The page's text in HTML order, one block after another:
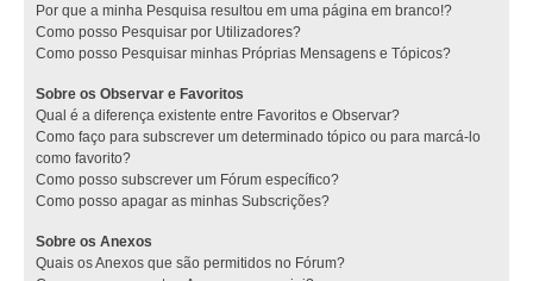
Por que a minha Pesquisa resultou em uma página em branco!?
Como posso Pesquisar por Utilizadores?
Como posso Pesquisar minhas Próprias Mensagens e Tópicos?
Sobre os Observar e Favoritos
Qual é a diferença existente entre Favoritos e Observar?
Como faço para subscrever um determinado tópico ou para marcá-lo
como favorito?
Como posso subscrever um Fórum específico?
Como posso apagar as minhas Subscrições?
Sobre os Anexos
Quais os Anexos que são permitidos no Fórum?